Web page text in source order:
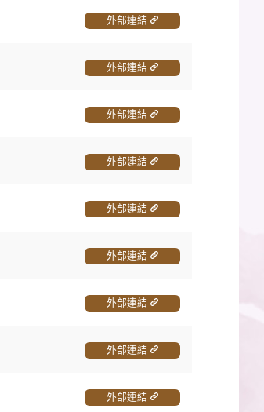
外部連結
外部連結
外部連結
外部連結
外部連結
外部連結
外部連結
外部連結
外部連結